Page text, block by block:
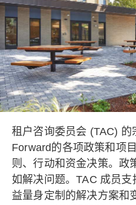
租户咨询委员会 (TAC) 的
Forward的各项政策和项
则、行动和资金决策。政
如解决问题。TAC 成员支
益量身定制的解决方案和